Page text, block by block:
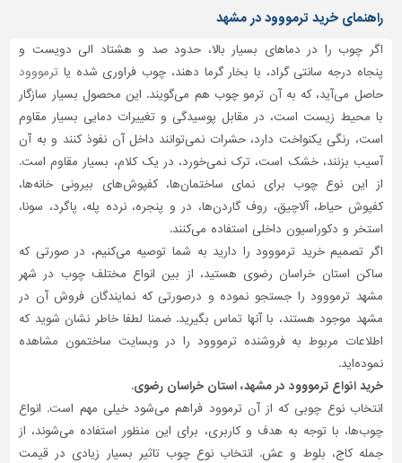
محوطه
سازی
و
نما
ساخت
و
ساز
تاسیسات
ساختمان
شهرسازی،
ترافیک
سازه
سایر
راهنمای خرید ترمووود در مشهد
اگر چوب را در دماهای بسیار بالا، حدود صد و هشتاد الی دویست و
پنجاه درجه سانتی گراد، با بخار گرما دهند، چوب فراوری شده یا ترمووود
حاصل می‌آید، که به آن ترمو چوب هم می‌گویند. این محصول بسیار سازگار
با محیط زیست است، در مقابل پوسیدگی و تغییرات دمایی بسیار مقاوم
است، رنگی یکنواخت دارد، حشرات نمی‌توانند داخل آن نفوذ کنند و به آن
آسیب بزنند، خشک است، ترک نمی‌خورد، در یک کلام، بسیار مقاوم است.
از این نوع چوب برای نمای ساختمان‌ها، کفپوش‌های بیرونی خانه‌ها،
کفپوش حیاط، آلاچیق، روف گاردن‌ها، در و پنجره، نرده پله، پاگرد، سونا،
استخر و دکوراسیون داخلی استفاده می‌کنند.
اگر تصمیم خرید ترمووود را دارید به شما توصیه می‌کنیم، در صورتی که
ساکن استان خراسان رضوی هستید، از بین انواع مختلف چوب در شهر
مشهد ترمووود را جستجو نموده و درصورتی‌ که نمایندگان فروش آن در
مشهد موجود هستند، با آنها تماس بگیرید. ضمنا لطفا خاطر نشان شوید که
اطلاعات مربوط به فروشنده ترمووود را در وبسایت ساختمون مشاهده
نموده‌اید.
خرید انواع ترمووود در مشهد، استان خراسان رضوی.
انتخاب نوع چوبی که از آن ترموود فراهم می‌شود خیلی مهم است. انواع
چو‌ب‌ها، با توجه به هدف و کاربری، برای این منظور استفاده می‌شوند، از
جمله کاج، بلوط و عش. انتخاب نوع چوب تاثیر بسیار زیادی در قیمت